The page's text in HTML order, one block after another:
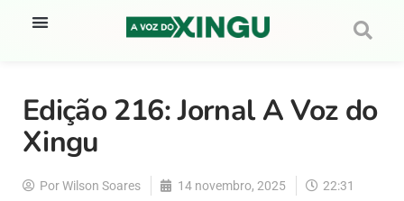
Edição 216: Jornal A Voz do
Xingu
PorWilson Soares 14 novembro, 2025 22:31